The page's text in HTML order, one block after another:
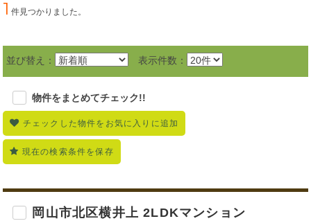
1 件見つかりました。
並び替え： 表示件数：
物件をまとめてチェック!!
チェックした物件をお気に入りに追加
現在の検索条件を保存
岡山市北区横井上 2LDKマンション